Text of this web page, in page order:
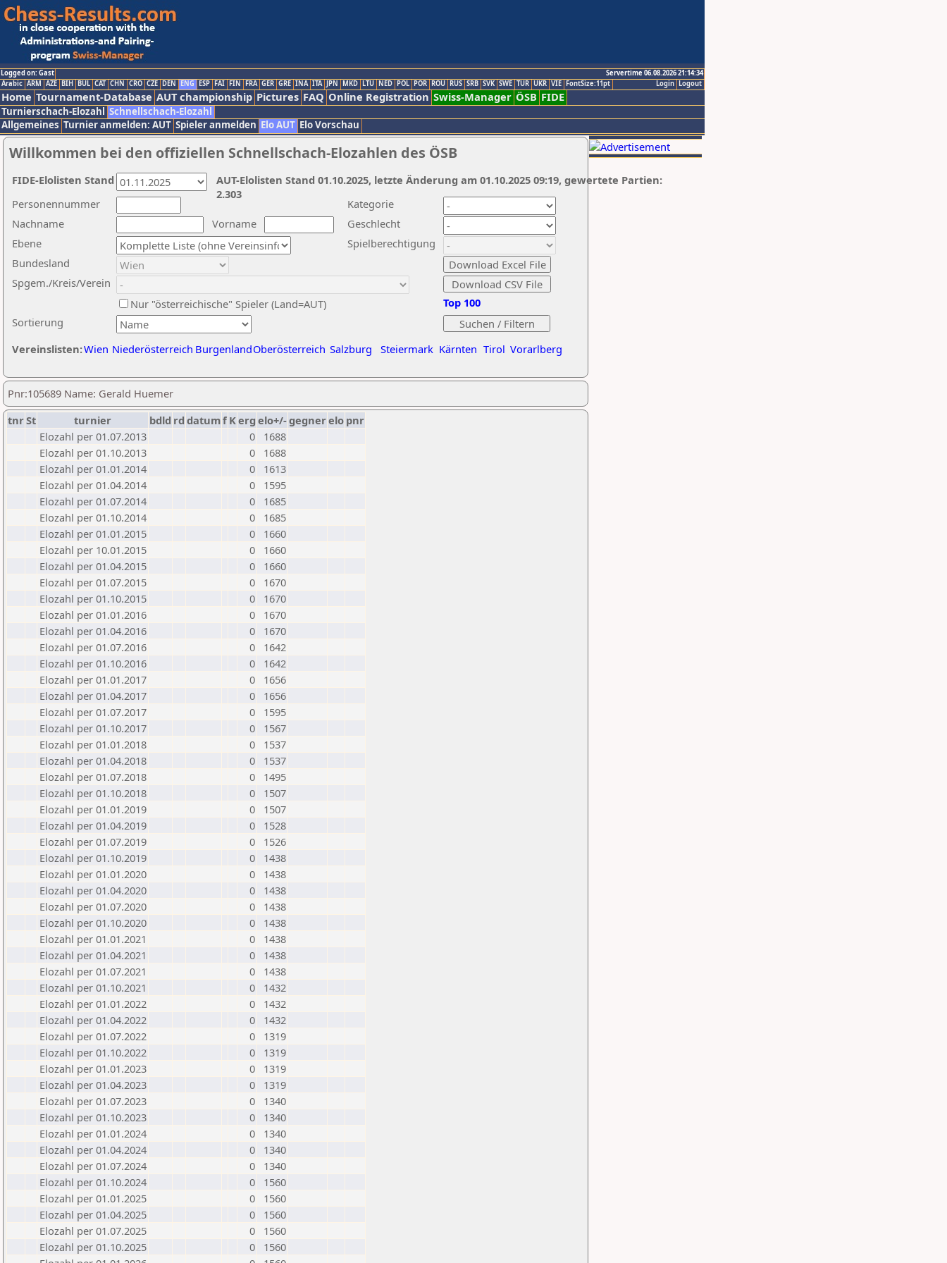
Logged on: Gast
Servertime 06.08.2026 21:14:34
Logout
Login
Arabic ARM AZE BIH BUL CAT CHN CRO CZE DEN ENG ESP FAI FIN FRA GER GRE INA ITA JPN MKD LTU NED POL POR ROU RUS SRB SVK SWE TUR UKR VIE FontSize:11pt
Home Tournament-Database AUT championship Pictures FAQ Online Registration Swiss-Manager ÖSB FIDE
Turnierschach-Elozahl Schnellschach-Elozahl
Allgemeines Turnier anmelden: AUT Spieler anmelden Elo AUT Elo Vorschau
Willkommen bei den offiziellen Schnellschach-Elozahlen des ÖSB
Nachname
Vorname
Ebene
Kategorie
Sortierung
Personennummer
Bundesland
Spgem./Kreis/Verein
Geschlecht
Nur "österreichische" Spieler (Land=AUT)
Spielberechtigung
Vereinslisten:Wien Niederösterreich BurgenlandOberösterreich Salzburg Steiermark Kärnten Tirol Vorarlberg
Top 100
AUT-Elolisten Stand 01.10.2025, letzte Änderung am 01.10.2025 09:19, gewertete Partien:
2.303
FIDE-Elolisten Stand
Pnr:105689 Name: Gerald Huemer
tnrSt turnier bdld rd datumf Kerg elo+/-gegnerelo pnr
Elozahl per 01.07.2013
0
1688
Elozahl per 01.10.2013
0
1688
Elozahl per 01.01.2014
0
1613
Elozahl per 01.04.2014
0
1595
Elozahl per 01.07.2014
0
1685
Elozahl per 01.10.2014
0
1685
Elozahl per 01.01.2015
0
1660
Elozahl per 10.01.2015
0
1660
Elozahl per 01.04.2015
0
1660
Elozahl per 01.07.2015
0
1670
Elozahl per 01.10.2015
0
1670
Elozahl per 01.01.2016
0
1670
Elozahl per 01.04.2016
0
1670
Elozahl per 01.07.2016
0
1642
Elozahl per 01.10.2016
0
1642
Elozahl per 01.01.2017
0
1656
Elozahl per 01.04.2017
0
1656
Elozahl per 01.07.2017
0
1595
Elozahl per 01.10.2017
0
1567
Elozahl per 01.01.2018
0
1537
Elozahl per 01.04.2018
0
1537
Elozahl per 01.07.2018
0
1495
Elozahl per 01.10.2018
0
1507
Elozahl per 01.01.2019
0
1507
Elozahl per 01.04.2019
0
1528
Elozahl per 01.07.2019
0
1526
Elozahl per 01.10.2019
0
1438
Elozahl per 01.01.2020
0
1438
Elozahl per 01.04.2020
0
1438
Elozahl per 01.07.2020
0
1438
Elozahl per 01.10.2020
0
1438
Elozahl per 01.01.2021
0
1438
Elozahl per 01.04.2021
0
1438
Elozahl per 01.07.2021
0
1438
Elozahl per 01.10.2021
0
1432
Elozahl per 01.01.2022
0
1432
Elozahl per 01.04.2022
0
1432
Elozahl per 01.07.2022
0
1319
Elozahl per 01.10.2022
0
1319
Elozahl per 01.01.2023
0
1319
Elozahl per 01.04.2023
0
1319
Elozahl per 01.07.2023
0
1340
Elozahl per 01.10.2023
0
1340
Elozahl per 01.01.2024
0
1340
Elozahl per 01.04.2024
0
1340
Elozahl per 01.07.2024
0
1340
Elozahl per 01.10.2024
0
1560
Elozahl per 01.01.2025
0
1560
Elozahl per 01.04.2025
0
1560
Elozahl per 01.07.2025
0
1560
Elozahl per 01.10.2025
0
1560